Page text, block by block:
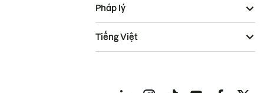
Pháp lý
Tiếng Việt